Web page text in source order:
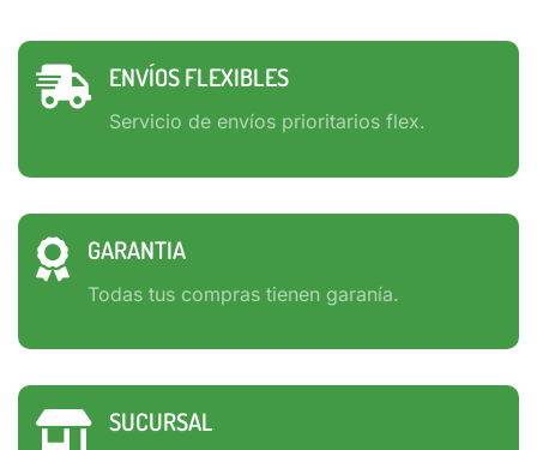
ENVÍOS FLEXIBLES
Servicio de envíos prioritarios flex.
GARANTIA
Todas tus compras tienen garanía.
SUCURSAL